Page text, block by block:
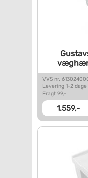
VVS nr.
Levering 1-2 dage
Fragt 99,-
1.559,-